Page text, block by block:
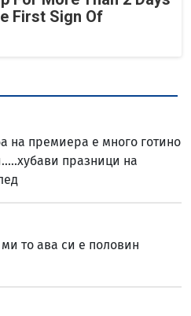
First Sign Of
на премиера е много готино
празници на
то ава си е половин